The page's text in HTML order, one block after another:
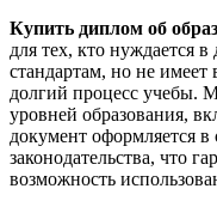
Купить диплом об
для тех, кто нуждается
стандартам, но не
долгий процесс учебы.
уровней образования,
документ оформляется в
законодательства, что
возможность